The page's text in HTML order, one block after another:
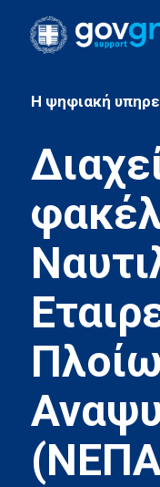
H ψηφιακή